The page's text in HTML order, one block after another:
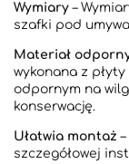
Wymiary –
szafki pod
Materiał
wykonana z
odpornym na
konserwację.
Ułatwia montaż
szczegółowej